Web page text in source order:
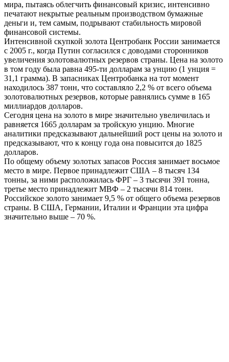
мира, пытаясь облегчить финансовый кризис, интенсивно
печатают некрытые реальным производством бумажные
деньги и, тем самым, подрывают стабильность мировой
финансовой системы.
Интенсивной скупкой золота Центробанк России занимается
с 2005 г., когда Путин согласился с доводами сторонников
увеличения золотовалютных резервов страны. Цена на золото
в том году была равна 495-ти долларам за унцию (1 унция =
31,1 грамма). В запасниках Центробанка на тот момент
находилось 387 тонн, что составляло 2,2 % от всего объема
золотовалютных резервов, которые равнялись сумме в 165
миллиардов долларов.
Сегодня цена на золото в мире значительно увеличилась и
равняется 1665 долларам за тройскую унцию. Многие
аналитики предсказывают дальнейший рост цены на золото и
предсказывают, что к концу года она повысится до 1825
долларов.
По общему объему золотых запасов Россия занимает восьмое
место в мире. Первое принадлежит США – 8 тысяч 134
тонны, за ними расположилась ФРГ – 3 тысячи 391 тонна,
третье место принадлежит МВФ – 2 тысячи 814 тонн.
Российское золото занимает 9,5 % от общего объема резервов
страны. В США, Германии, Италии и Франции эта цифра
значительно выше – 70 %.